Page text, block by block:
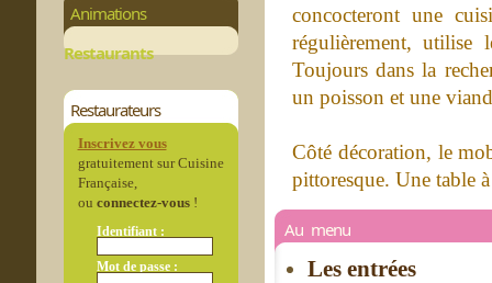
Animations
Restaurants
Restaurateurs
Inscrivez vous
gratuitement sur Cuisine
Française,
ou connectez-vous!
Identifiant :
Mot de passe :
concocteront une
régulièrement, utilise
Toujours dans la
un poisson et une
Côté décoration, le
pittoresque. Une table
Au menu
Les entrées